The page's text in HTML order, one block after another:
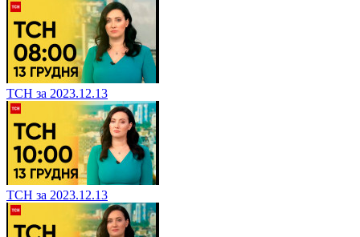
ТСН за 2023.12.13
ТСН за 2023.12.13